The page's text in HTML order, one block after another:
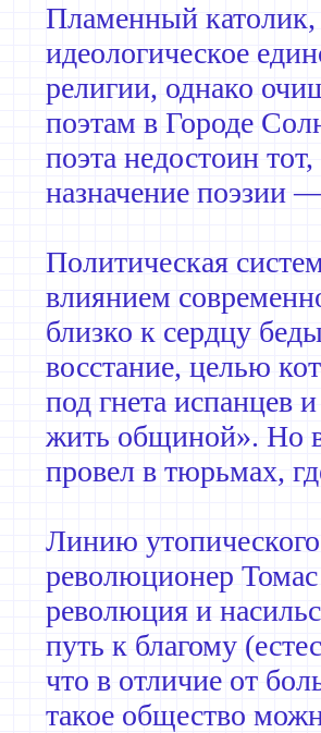
Пламенный
идеологическое
религии, однако
поэтам в Городе
поэта недостоин
назначение поэзии
Политическая
влиянием
близко к сердцу
восстание, целью
под гнета испанцев
жить общиной». Но
провел в тюрьмах,
Линию
революционер
революция и
путь к благому
что в отличие от
такое общество